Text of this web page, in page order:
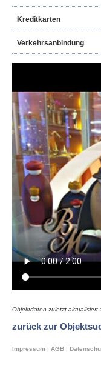
Kreditkarten
Verkehrsanbindung
Objektdaten zuletzt aktualisiert
zurück zur
Impressum | AGB |